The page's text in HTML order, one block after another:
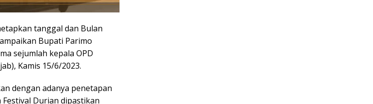
tanggal dan Bulan
Bupati Parimo
sejumlah kepala OPD
Kamis 15/6/2023.
dengan adanya penetapan
Durian dipastikan